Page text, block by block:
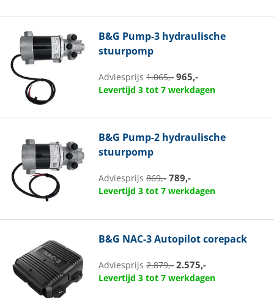
B&G Pump-3 hydraulische
stuurpomp
Adviesprijs1.065,- 965,-
Levertijd 3 tot 7 werkdagen
B&G Pump-2 hydraulische
stuurpomp
Adviesprijs869,- 789,-
Levertijd 3 tot 7 werkdagen
B&G NAC-3 Autopilot corepack
Adviesprijs2.879,- 2.575,-
Levertijd 3 tot 7 werkdagen